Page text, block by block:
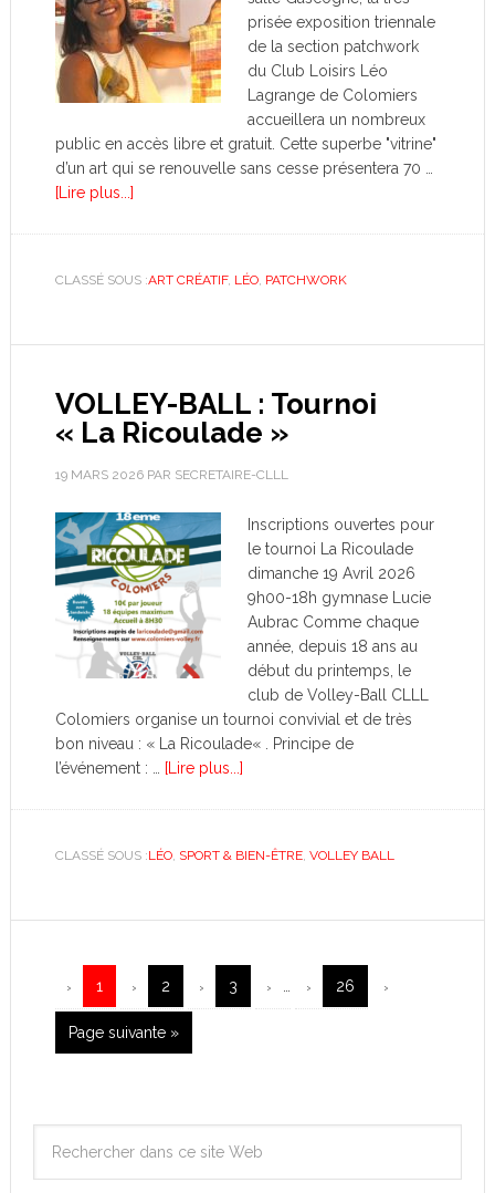
prisée exposition triennale
de la section patchwork
du Club Loisirs Léo
Lagrange de Colomiers
accueillera un nombreux
public en accès libre et gratuit. Cette superbe "vitrine"
d’un art qui se renouvelle sans cesse présentera 70 …
[Lire plus...]
CLASSÉ SOUS :ART CRÉATIF, LÉO, PATCHWORK
VOLLEY-BALL : Tournoi
« La Ricoulade »
19 MARS 2026PAR SECRETAIRE-CLLL
Inscriptions ouvertes pour
le tournoi La Ricoulade
dimanche 19 Avril 2026
9h00-18h gymnase Lucie
Aubrac Comme chaque
année, depuis 18 ans au
début du printemps, le
club de Volley-Ball CLLL
Colomiers organise un tournoi convivial et de très
bon niveau : « La Ricoulade« . Principe de
l’événement : …
[Lire plus...]
CLASSÉ SOUS :LÉO, SPORT & BIEN-ÊTRE, VOLLEY BALL
1 2 3 26
Page suivante »